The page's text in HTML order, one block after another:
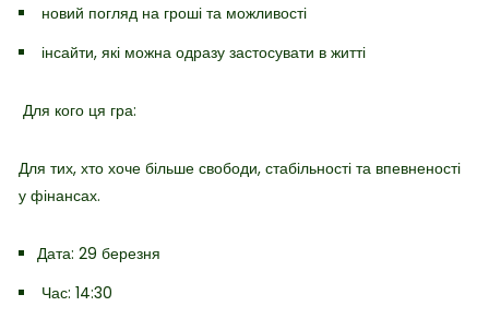
новий погляд на гроші та можливості
інсайти, які можна одразу застосувати в житті
Для кого ця гра:
Для тих, хто хоче більше свободи, стабільності та впевненості
у фінансах.
Дата: 29 березня
Час: 14:30